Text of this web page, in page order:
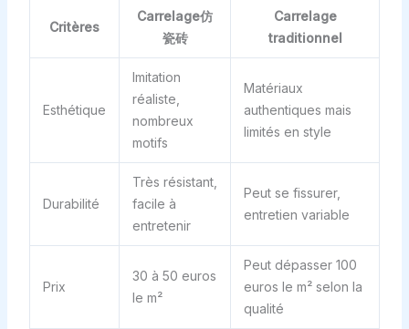
Critères
Carrelage仿
瓷砖
Carrelage
traditionnel
Esthétique
Imitation
réaliste,
nombreux
motifs
Matériaux
authentiques mais
limités en style
Durabilité
Très résistant,
facile à
entretenir
Peut se fissurer,
entretien variable
Prix
30 à 50 euros
le m²
Peut dépasser 100
euros le m² selon la
qualité